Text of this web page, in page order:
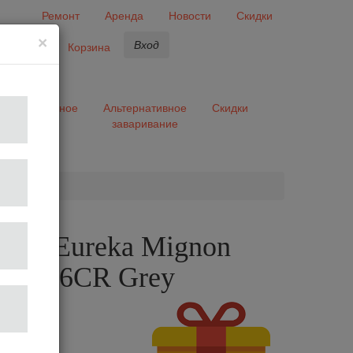
Ремонт Аренда Новости
Скидки
Корзина Вход
Разное
Альтернативное
заваривание
Скидки
Eureka Mignon
50 16CR Grey
×